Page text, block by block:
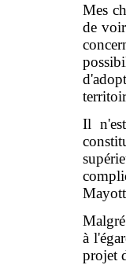
Mes
de
Il
à
projet